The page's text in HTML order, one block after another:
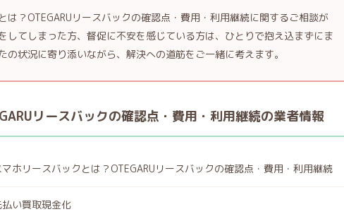
は？OTEGARUリースバックの確認点・費用・利用継続に関するご相談が
してしまった方、督促に不安を感じている方は、ひとりで抱え込まずにま
状況に寄り添いながら、解決への道筋をご一緒に考えます。
リースバックの確認点・費用・利用継続の業者情報
マホリースバックとは？OTEGARUリースバックの確認点・費用・利用継続
払い買取現金化